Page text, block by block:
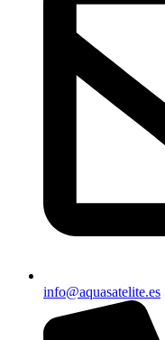
info@aquasatelite.es